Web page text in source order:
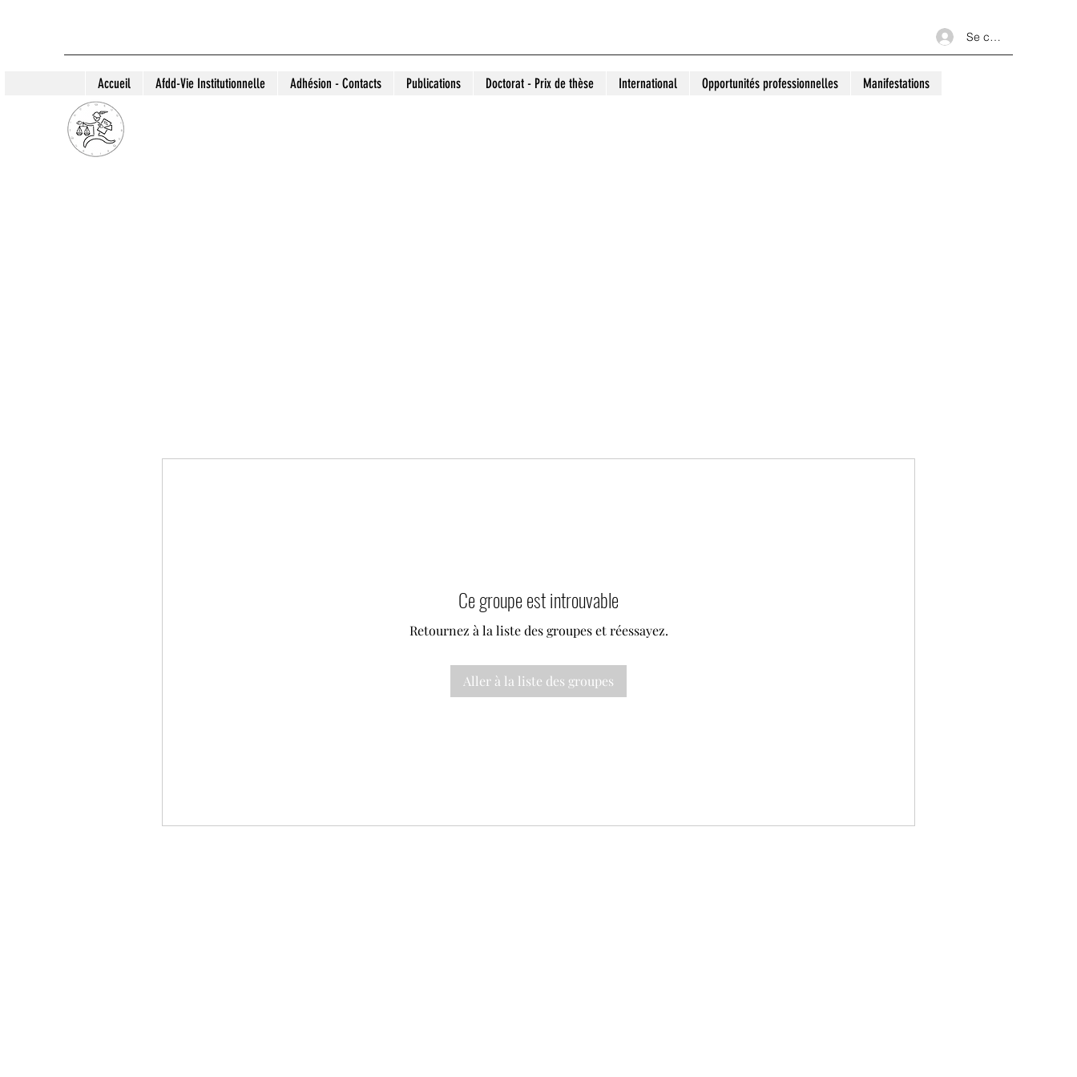
Se connecter
Accueil Afdd-Vie Institutionnelle Adhésion - Contacts Publications Doctorat - Prix de thèse International Opportunités professionnelles Manifestations
Ce groupe est introuvable
Retournez à la liste des groupes et réessayez.
Aller à la liste des groupes